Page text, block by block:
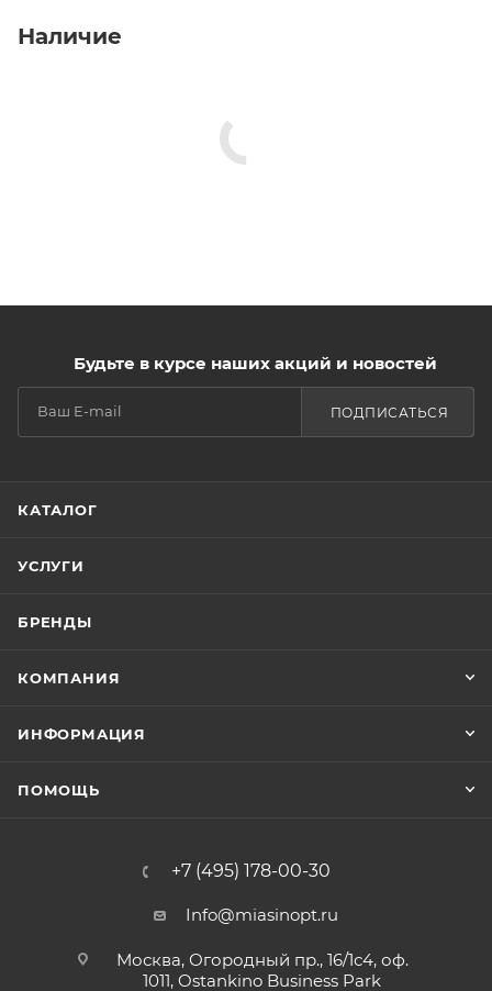
Наличие
Будьте в курсе наших акций и новостей
ПОДПИСАТЬСЯ
КАТАЛОГ
УСЛУГИ
БРЕНДЫ
КОМПАНИЯ
ИНФОРМАЦИЯ
ПОМОЩЬ
+7 (495) 178-00-30
Info@miasinopt.ru
Москва, Огородный пр., 16/1с4, оф.
1011, Ostankino Business Park